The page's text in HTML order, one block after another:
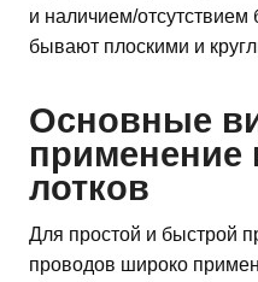
и наличием/
бывают плоскими и
Основные
применение
лотков
Для простой и быстрой
проводов широко